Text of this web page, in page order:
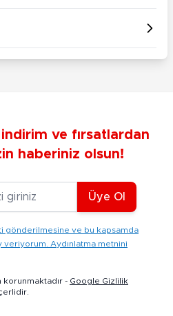
ve fırsatlardan
haberiniz olsun!
E-posta Adresiniz
Üye Ol
gönderilmesine ve bu kapsamda
Aydınlatma metnini
korunmaktadır - Google Gizlilik